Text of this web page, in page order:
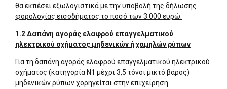
θα εκπέσει εξωλογιστικά με την υποβολή της δήλωσης
φορολογίας εισοδήματος το ποσό των 3.000 ευρώ.
1.2 Δαπάνη αγοράς ελαφρού επαγγελματικού
ηλεκτρικού οχήματος μηδενικών ή χαμηλών ρύπων
Για τη δαπάνη αγοράς ελαφρού επαγγελματικού ηλεκτρικού
οχήματος (κατηγορία Ν1 μέχρι 3,5 τόνοι μικτό βάρος)
μηδενικών ρύπων χορηγείται στην επιχείρηση